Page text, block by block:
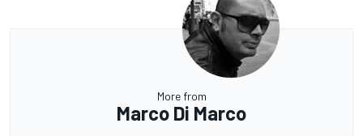
More from
Marco Di Marco